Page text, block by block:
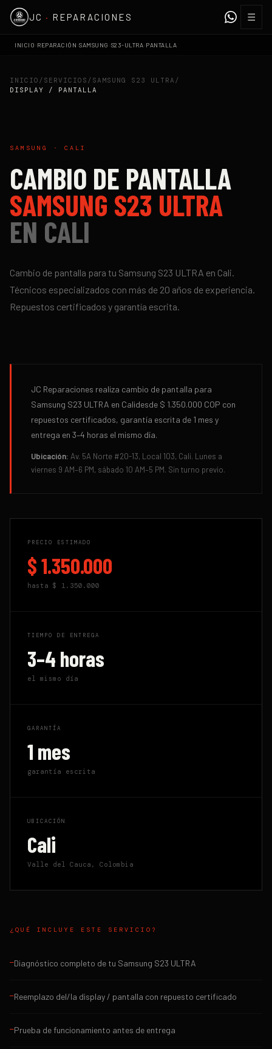
JC · REPARACIONES ☰
INICIO REPARACIÓN SAMSUNG S23-ULTRA PANTALLA
INICIO / SERVICIOS / SAMSUNG S23 ULTRA /
DISPLAY / PANTALLA
SAMSUNG · CALI
CAMBIO DE PANTALLA
SAMSUNG S23 ULTRA
EN CALI
Cambio de pantalla para tu Samsung S23 ULTRA en Cali.
Técnicos especializados con más de 20 años de experiencia.
Repuestos certificados y garantía escrita.
JC Reparaciones realiza cambio de pantalla para
Samsung S23 ULTRA en Calidesde $ 1.350.000 COP con
repuestos certificados, garantía escrita de 1 mes y
entrega en 3–4 horas el mismo día.
Ubicación: Av. 5A Norte #20-13, Local 103, Cali. Lunes a
viernes 9 AM–6 PM, sábado 10 AM–5 PM. Sin turno previo.
PRECIO ESTIMADO
$ 1.350.000
hasta $ 1.350.000
TIEMPO DE ENTREGA
3–4 horas
el mismo día
GARANTÍA
1 mes
garantía escrita
UBICACIÓN
Cali
Valle del Cauca, Colombia
¿QUÉ INCLUYE ESTE SERVICIO?
—Diagnóstico completo de tu Samsung S23 ULTRA
—Reemplazo del/la display / pantalla con repuesto certificado
—Prueba de funcionamiento antes de entrega